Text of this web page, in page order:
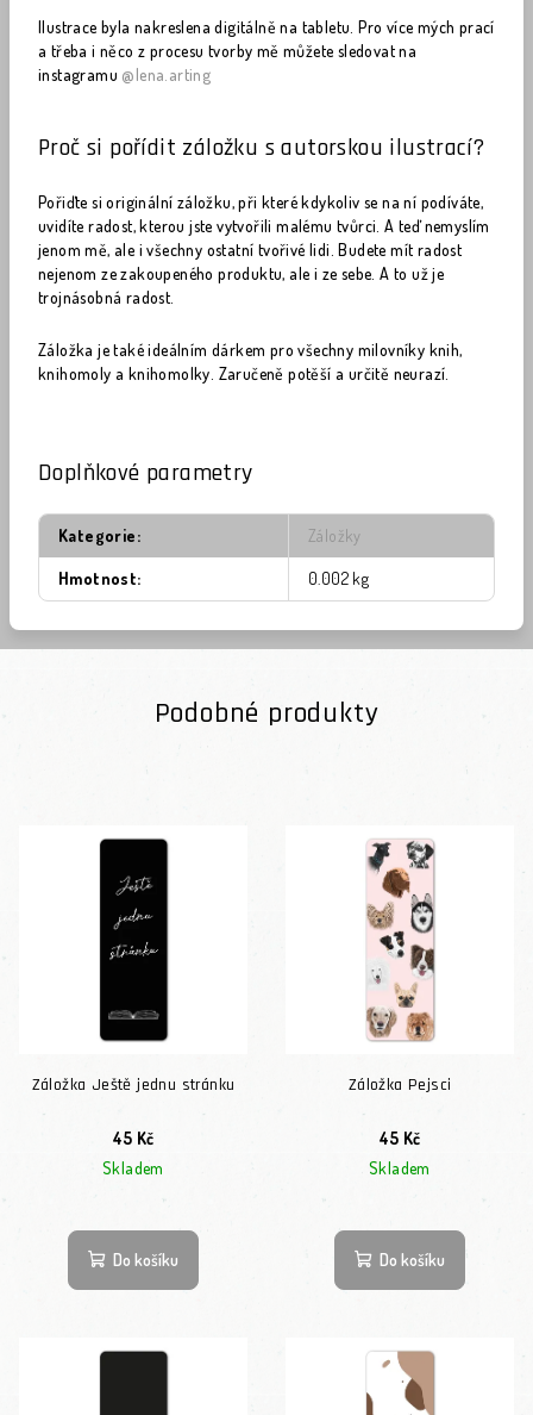
Ilustrace byla nakreslena digitálně na tabletu. Pro více mých prací
a třeba i něco z procesu tvorby mě můžete sledovat na
instagramu @lena.arting
Proč si pořídit záložku s autorskou ilustrací?
Pořiďte si originální záložku, při které kdykoliv se na ní podíváte,
uvidíte radost, kterou jste vytvořili malému tvůrci. A teď nemyslím
jenom mě, ale i všechny ostatní tvořivé lidi. Budete mít radost
nejenom ze zakoupeného produktu, ale i ze sebe. A to už je
trojnásobná radost.
Záložka je také ideálním dárkem pro všechny milovníky knih,
knihomoly a knihomolky. Zaručeně potěší a určitě neurazí.
Doplňkové parametry
Kategorie: Záložky
Hmotnost: 0.002 kg
Podobné produkty
Záložka Ještě jednu stránku
45 Kč
Skladem
Do košíku
Záložka Pejsci
45 Kč
Skladem
Do košíku